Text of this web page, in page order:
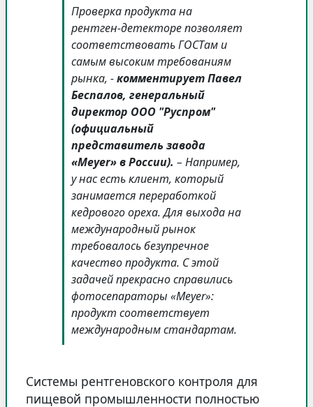
Проверка продукта на
рентген-детекторе позволяет
соответствовать ГОСТам и
самым высоким требованиям
рынка, -комментирует Павел
Беспалов, генеральный
директор ООО "Руспром"
(официальный
представитель завода
«Мeyer» в России). – Например,
у нас есть клиент, который
занимается переработкой
кедрового ореха. Для выхода на
международный рынок
требовалось безупречное
качество продукта. С этой
задачей прекрасно справились
фотосепараторы «Meyer»:
продукт соответствует
международным стандартам.
Системы рентгеновского контроля для
пищевой промышленности полностью